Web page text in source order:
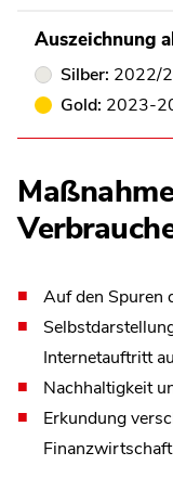
Auszeichnung
Silber: 2022/
Gold: 2023-
Auf den Spuren
Internetauftritt
Nachhaltigkeit
Erkundung
Finanzwirtschaft